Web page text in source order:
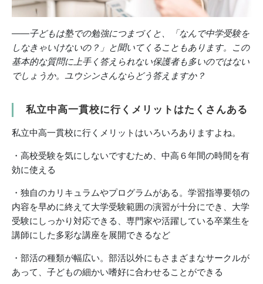
――子どもは塾での勉強につまづくと、「なんで中学受験を
しなきゃいけないの？」と聞いてくることもあります。この
基本的な質問に上手く答えられない保護者も多いのではない
でしょうか。ユウシンさんならどう答えますか？
私立中高一貫校に行くメリットはたくさんある
私立中高一貫校に行くメリットはいろいろありますよね。
・高校受験を気にしないですむため、中高６年間の時間を有
効に使える
・独自のカリキュラムやプログラムがある。学習指導要領の
内容を早めに終えて大学受験範囲の演習が十分にでき、大学
受験にしっかり対応できる、専門家や活躍している卒業生を
講師にした多彩な講座を展開できるなど
・部活の種類が幅広い。部活以外にもさまざまなサークルが
あって、子どもの細かい嗜好に合わせることができる